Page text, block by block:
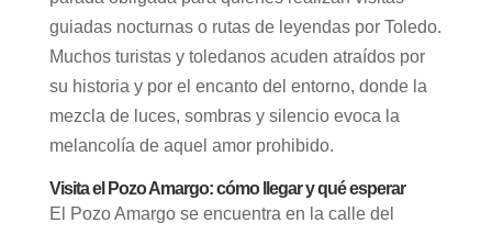
guiadas nocturnas o rutas de leyendas por Toledo.
Muchos turistas y toledanos acuden atraídos por
su historia y por el encanto del entorno, donde la
mezcla de luces, sombras y silencio evoca la
melancolía de aquel amor prohibido.
Visita el Pozo Amargo: cómo llegar y qué esperar
El Pozo Amargo se encuentra en la calle del